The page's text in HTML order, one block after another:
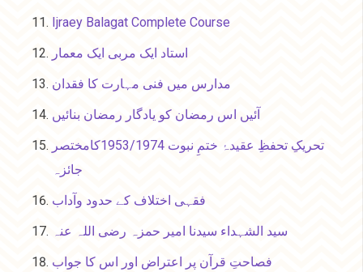
Ijraey Balagat Complete Course
استاد ایک مربی ایک معمار
مدارس میں فنی مہارت کا فقدان
آئیں اس رمضان کو یادگار رمضان بنائیں
تحریکِ تحفظِ عقیدۂ ختمِ نبوت 1953/1974کامختصر
جائزہ
فقہی اختلاف کے حدود وآداب
سید الشہداء سیدنا امیر حمزہ رضی اللہ عنہ
فصاحتِ قرآن پر اعتراض اور اس کا جواب